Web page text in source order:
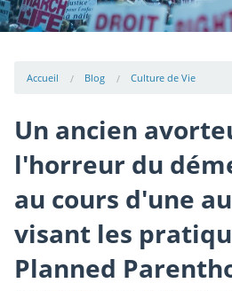
Accueil Blog Culture de Vie
Un ancien
l'horreur du
au cours d'une
visant les
Planned